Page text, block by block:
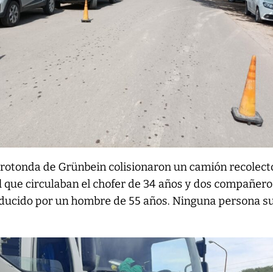
de Grünbein colisionaron un camión
circulaban el chofer de 34 años y dos
por un hombre de 55 años. Ninguna persona